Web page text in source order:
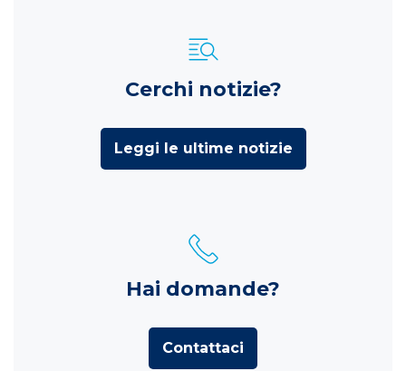
Cerchi notizie?
Leggi le ultime notizie
Hai domande?
Contattaci